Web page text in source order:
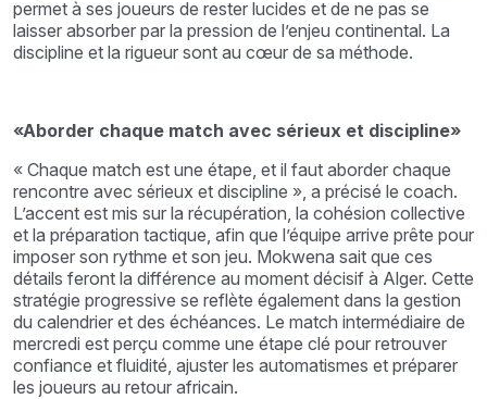
permet à ses joueurs de rester lucides et de ne pas se
laisser absorber par la pression de l’enjeu continental. La
discipline et la rigueur sont au cœur de sa méthode.
«Aborder chaque match avec sérieux et discipline»
« Chaque match est une étape, et il faut aborder chaque
rencontre avec sérieux et discipline », a précisé le coach.
L’accent est mis sur la récupération, la cohésion collective
et la préparation tactique, afin que l’équipe arrive prête pour
imposer son rythme et son jeu. Mokwena sait que ces
détails feront la différence au moment décisif à Alger. Cette
stratégie progressive se reflète également dans la gestion
du calendrier et des échéances. Le match intermédiaire de
mercredi est perçu comme une étape clé pour retrouver
confiance et fluidité, ajuster les automatismes et préparer
les joueurs au retour africain.